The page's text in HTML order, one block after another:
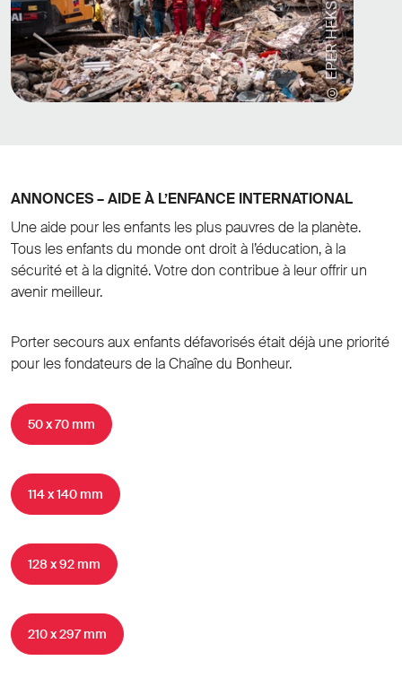
© EPER HEKS
ANNONCES – AIDE À L’ENFANCE INTERNATIONAL
Une aide pour les enfants les plus pauvres de la planète.
Tous les enfants du monde ont droit à l’éducation, à la
sécurité et à la dignité. Votre don contribue à leur offrir un
avenir meilleur.
Porter secours aux enfants défavorisés était déjà une priorité
pour les fondateurs de la Chaîne du Bonheur.
50 x 70 mm
114 x 140 mm
128 x 92 mm
210 x 297 mm